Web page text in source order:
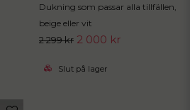
Dukning som passar alla tillfällen,
beige eller vit
2 299 kr 2 000 kr
Slut på lager